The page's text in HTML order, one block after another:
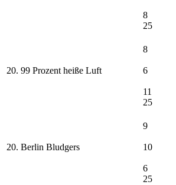
8
25
20. 99 Prozent heiße Luft
8
6
11
25
20. Berlin Bludgers
9
10
6
25